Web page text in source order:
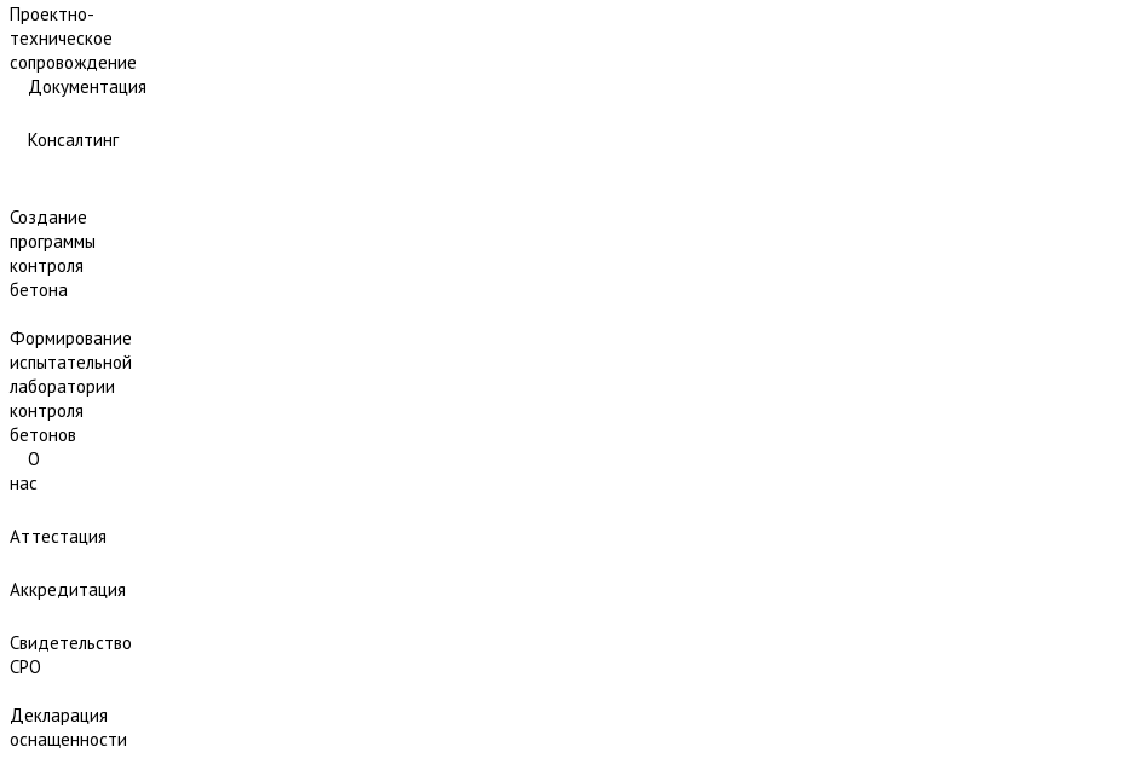
Проектно-
техническое
сопровождение
Документация
Консалтинг
Создание
программы
контроля
бетона
Формирование
испытательной
лаборатории
контроля
бетонов
О
нас
Аттестация
Аккредитация
Свидетельство
СРО
Декларация
оснащенности